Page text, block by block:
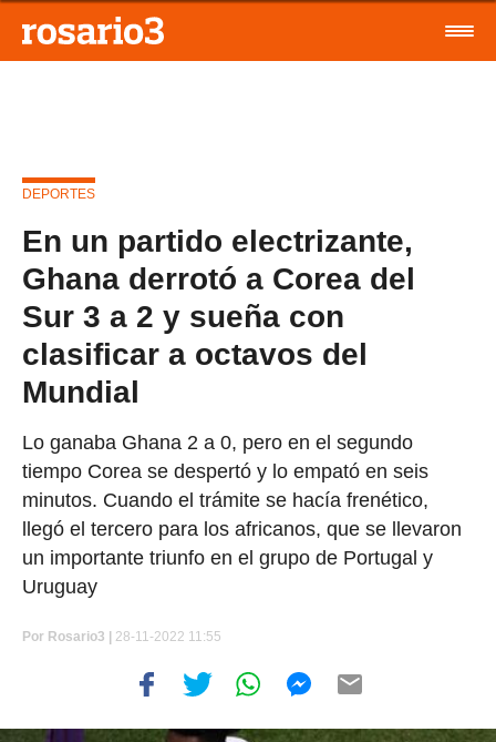
DEPORTES
En un partido electrizante,
Ghana derrotó a Corea del
Sur 3 a 2 y sueña con
clasificar a octavos del
Mundial
Lo ganaba Ghana 2 a 0, pero en el segundo
tiempo Corea se despertó y lo empató en seis
minutos. Cuando el trámite se hacía frenético,
llegó el tercero para los africanos, que se llevaron
un importante triunfo en el grupo de Portugal y
Uruguay
Por Rosario3 | 28-11-2022 11:55